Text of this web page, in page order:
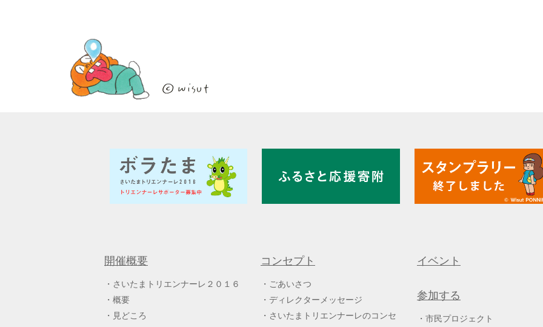
開催概要
さいたまトリエンナーレ２０１６
概要
見どころ
コンセプト
ごあいさつ
ディレクターメッセージ
さいたまトリエンナーレのコンセ
イベント
参加する
市民プロジェクト